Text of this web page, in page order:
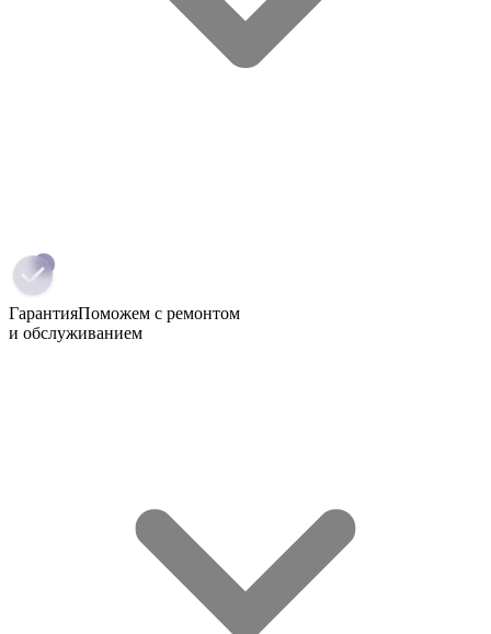
ГарантияПоможем с ремонтом
и обслуживанием